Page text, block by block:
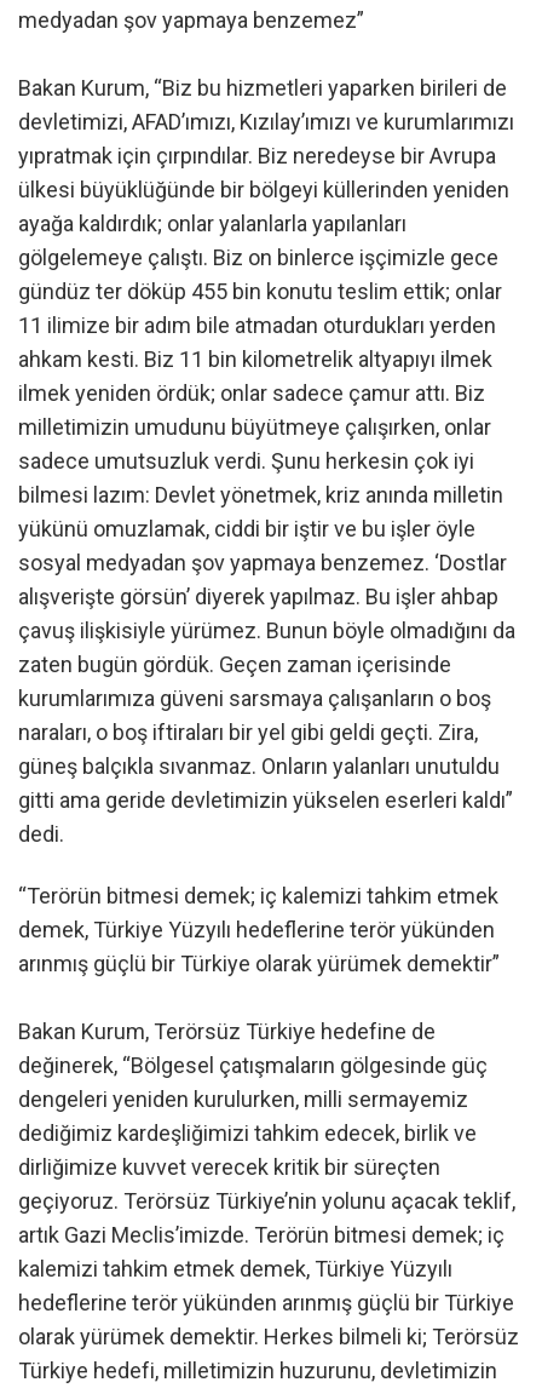
medyadan şov yapmaya benzemez”
Bakan Kurum, “Biz bu hizmetleri yaparken birileri de
devletimizi, AFAD’ımızı, Kızılay’ımızı ve kurumlarımızı
yıpratmak için çırpındılar. Biz neredeyse bir Avrupa
ülkesi büyüklüğünde bir bölgeyi küllerinden yeniden
ayağa kaldırdık; onlar yalanlarla yapılanları
gölgelemeye çalıştı. Biz on binlerce işçimizle gece
gündüz ter döküp 455 bin konutu teslim ettik; onlar
11 ilimize bir adım bile atmadan oturdukları yerden
ahkam kesti. Biz 11 bin kilometrelik altyapıyı ilmek
ilmek yeniden ördük; onlar sadece çamur attı. Biz
milletimizin umudunu büyütmeye çalışırken, onlar
sadece umutsuzluk verdi. Şunu herkesin çok iyi
bilmesi lazım: Devlet yönetmek, kriz anında milletin
yükünü omuzlamak, ciddi bir iştir ve bu işler öyle
sosyal medyadan şov yapmaya benzemez. ‘Dostlar
alışverişte görsün’ diyerek yapılmaz. Bu işler ahbap
çavuş ilişkisiyle yürümez. Bunun böyle olmadığını da
zaten bugün gördük. Geçen zaman içerisinde
kurumlarımıza güveni sarsmaya çalışanların o boş
naraları, o boş iftiraları bir yel gibi geldi geçti. Zira,
güneş balçıkla sıvanmaz. Onların yalanları unutuldu
gitti ama geride devletimizin yükselen eserleri kaldı”
dedi.
“Terörün bitmesi demek; iç kalemizi tahkim etmek
demek, Türkiye Yüzyılı hedeflerine terör yükünden
arınmış güçlü bir Türkiye olarak yürümek demektir”
Bakan Kurum, Terörsüz Türkiye hedefine de
değinerek, “Bölgesel çatışmaların gölgesinde güç
dengeleri yeniden kurulurken, milli sermayemiz
dediğimiz kardeşliğimizi tahkim edecek, birlik ve
dirliğimize kuvvet verecek kritik bir süreçten
geçiyoruz. Terörsüz Türkiye’nin yolunu açacak teklif,
artık Gazi Meclis’imizde. Terörün bitmesi demek; iç
kalemizi tahkim etmek demek, Türkiye Yüzyılı
hedeflerine terör yükünden arınmış güçlü bir Türkiye
olarak yürümek demektir. Herkes bilmeli ki; Terörsüz
Türkiye hedefi, milletimizin huzurunu, devletimizin